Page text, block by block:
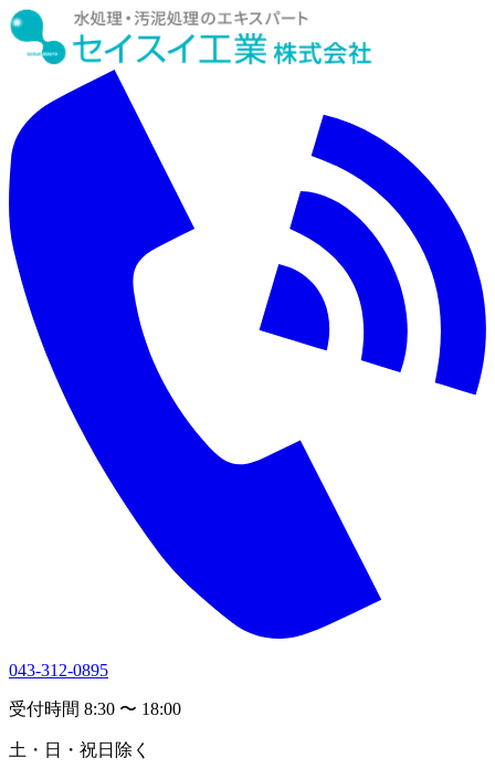
043-312-0895
受付時間 8:30 〜 18:00
土・日・祝日除く